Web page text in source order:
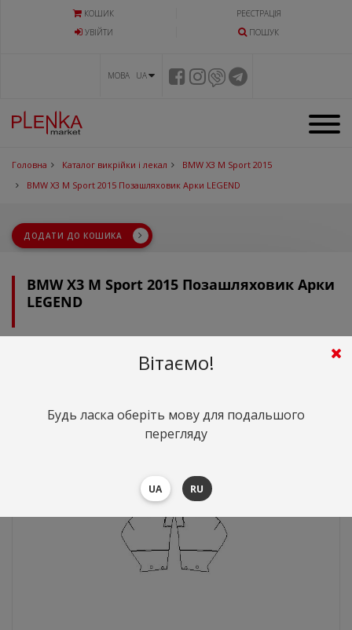
КОШИК
РЕЄСТРАЦІЯ
УВIЙТИ
ПОШУК
МОВА UA
Головна Каталог викрійки і лекал
BMW X3 M Sport 2015
BMW X3 M Sport 2015 Позашляховик Арки LEGEND
ДОДАТИ ДО КОШИКА
BMW X3 M Sport 2015 Позашляховик Арки
LEGEND
грн.
Вітаємо!
Будь ласка оберіть мову для подальшого
перегляду
UA RU